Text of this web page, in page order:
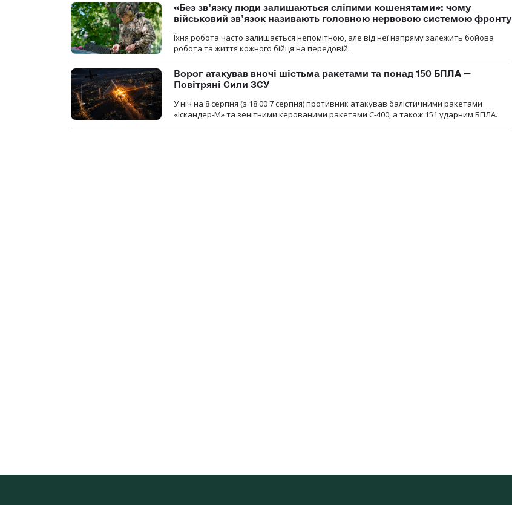
«Без зв’язку люди залишаються сліпими кошенятами»: чому
військовий зв’язок називають головною нервовою системою фронту
Їхня робота часто залишається непомітною, але від неї напряму залежить бойова
робота та життя кожного бійця на передовій.
Ворог атакував вночі шістьма ракетами та понад 150 БПЛА —
Повітряні Сили ЗСУ
У ніч на 8 серпня (з 18:00 7 серпня) противник атакував балістичними ракетами
«Іскандер-М» та зенітними керованими ракетами С-400, а також 151 ударним БПЛА.